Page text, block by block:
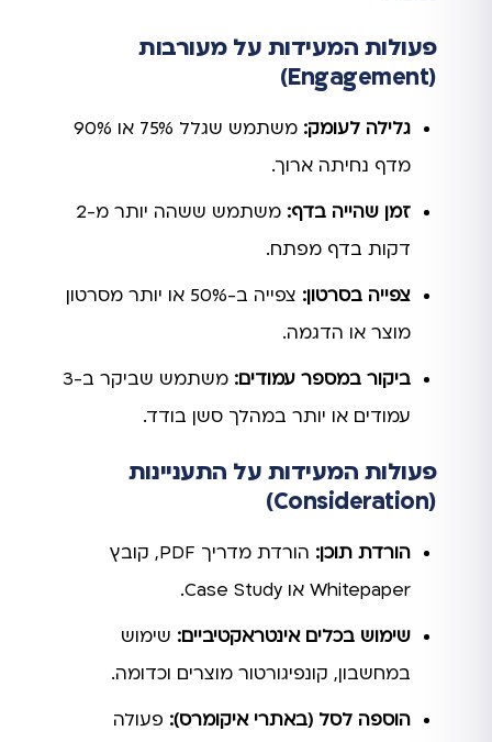
פעולות המעידות על מעורבות
(Engagement)
גלילה לעומק:
משתמש שגלל 75% או 90%
מדף נחיתה ארוך.
זמן שהייה בדף:
משתמש ששהה יותר מ-2
דקות בדף מפתח.
צפייה בסרטון:
צפייה ב-50% או יותר מסרטון
מוצר או הדגמה.
ביקור במספר עמודים:
משתמש שביקר ב-3
עמודים או יותר במהלך סשן בודד.
פעולות המעידות על התעניינות
(Consideration)
הורדת תוכן:
הורדת מדריך PDF, קובץ
Whitepaper או Case Study.
שימוש בכלים אינטראקטיביים: שימוש
במחשבון, קונפיגורטור מוצרים וכדומה.
הוספה לסל (באתרי איקומרס): פעולה